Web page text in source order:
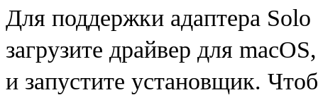
Для поддержки адаптера
загрузите драйвер для macOS,
и запустите установщик.